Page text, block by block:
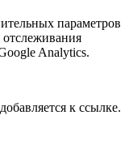
параметров
Analytics.
к ссылке.